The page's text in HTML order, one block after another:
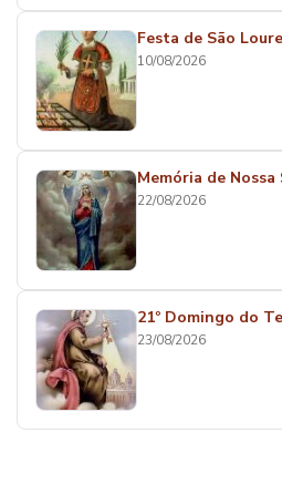
Festa de São
10/08/2026
Memória de
22/08/2026
21º Domingo do
23/08/2026